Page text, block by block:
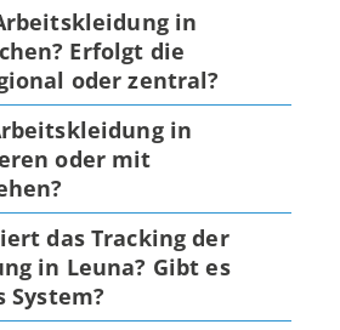
in
Erfolgt die
oder zentral?
in
oder mit
das Tracking der
in Leuna? Gibt es
System?